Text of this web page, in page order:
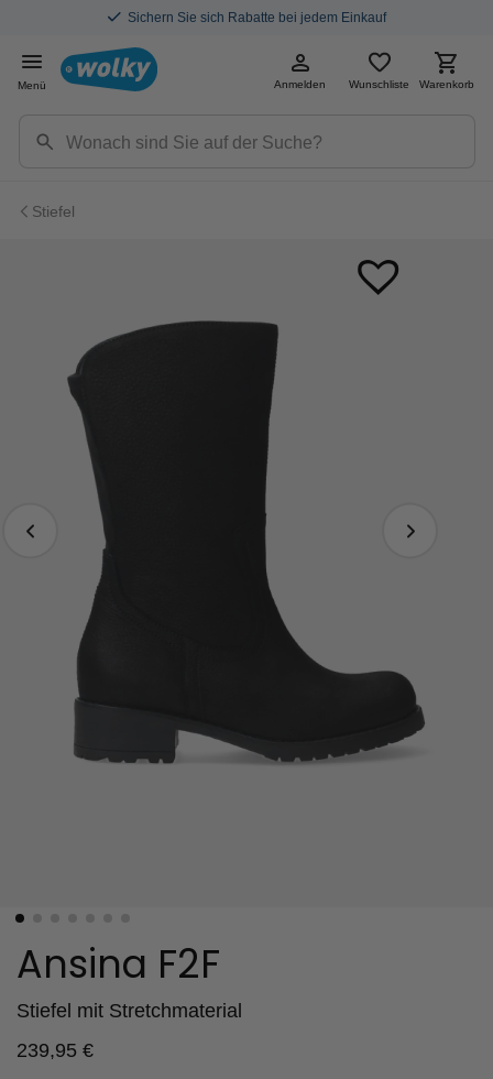
Sichern Sie sich Rabatte bei jedem Einkauf
Menü Anmelden Wunschliste Warenkorb
Stiefel
Ansina F2F
Stiefel mit Stretchmaterial
239,95 €